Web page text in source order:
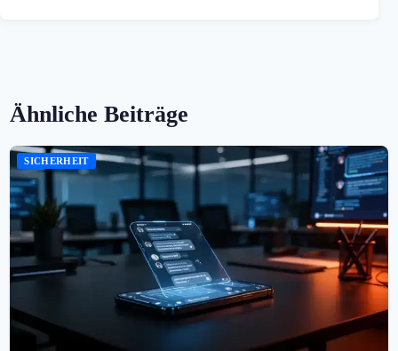
Ähnliche Beiträge
SICHERHEIT